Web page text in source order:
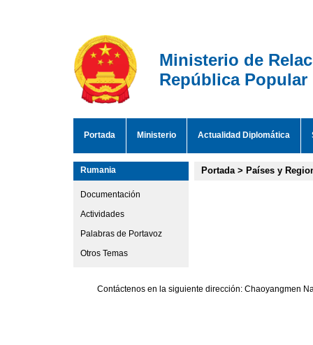
Ministerio de
República Popular
Portada Ministerio Actualidad Diplomática
Rumania
Documentación
Actividades
Palabras de Portavoz
Otros Temas
Portada> Países y
Contáctenos en la siguiente dirección: Chaoyangmen